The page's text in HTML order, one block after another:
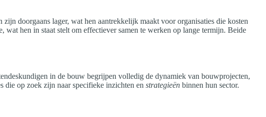
doorgaans lager, wat hen aantrekkelijk maakt voor organisaties die kosten
wat hen in staat stelt om effectiever samen te werken op lange termijn. Beide
in de bouw begrijpen volledig de dynamiek van bouwprojecten,
die op zoek zijn naar specifieke inzichten en strategieën binnen hun sector.